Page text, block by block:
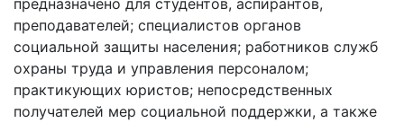
преподавателей; специалистов органов
социальной защиты населения; работников служб
охраны труда и управления персоналом;
практикующих юристов; непосредственных
получателей мер социальной поддержки, а также